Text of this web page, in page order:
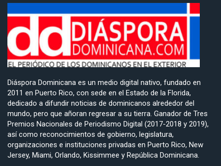
Diáspora Dominicana es un medio digital nativo, fundado en
2011 en Puerto Rico, con sede en el Estado de la Florida,
dedicado a difundir noticias de dominicanos alrededor del
mundo, pero que añoran regresar a su tierra. Ganador de Tres
Premios Nacionales de Periodismo Digital (2017-2018 y 2019),
así como reconocimientos de gobierno, legislatura,
organizaciones e instituciones privadas en Puerto Rico, New
Jersey, Miami, Orlando, Kissimmee y República Dominicana.